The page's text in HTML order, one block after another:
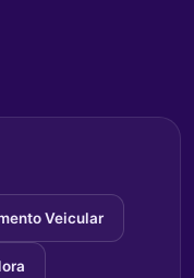
Veicular